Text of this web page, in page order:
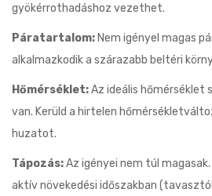
gyökérrothadáshoz vezethet.
Páratartalom: Nem igényel magas
alkalmazkodik a szárazabb beltéri
Hőmérséklet:Az ideális hőmérséklet
van. Kerüld a hirtelen
huzatot.
Tápozás:Az igényei nem túl
aktív növekedési időszakban